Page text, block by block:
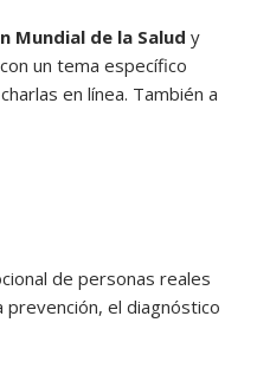
Mundial de la Salud y
un tema específico
en línea. También a
de personas reales
el diagnóstico